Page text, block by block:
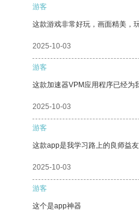
游客
这款游戏非常好玩，画面精美，
2025-10-03
游客
这款加速器VPM应用程序已经为
2025-10-03
游客
这款app是我学习路上的良师益
2025-10-03
游客
这个是app神器